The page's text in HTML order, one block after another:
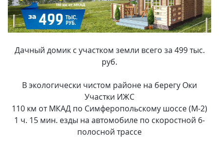
Дачный домик с участком земли всего за 499 тыс.
руб.
В экологически чистом районе на берегу Оки
Участки ИЖС
110 км от МКАД по Симферопольскому шоссе (М-2)
1 ч. 15 мин. езды на автомобиле по скоростной 6-
полосной трассе